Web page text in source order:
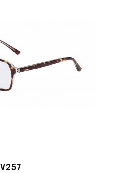
V257